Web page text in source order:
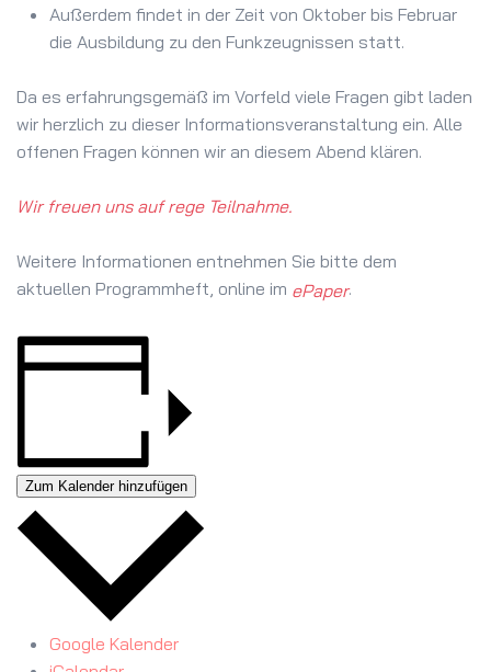
Außerdem findet in der Zeit von Oktober bis Februar
die Ausbildung zu den Funkzeugnissen statt.
Da es erfahrungsgemäß im Vorfeld viele Fragen gibt laden
wir herzlich zu dieser Informationsveranstaltung ein. Alle
offenen Fragen können wir an diesem Abend klären.
Wir freuen uns auf rege Teilnahme.
Weitere Informationen entnehmen Sie bitte dem
aktuellen Programmheft, online im ePaper.
Zum Kalender hinzufügen
Google Kalender